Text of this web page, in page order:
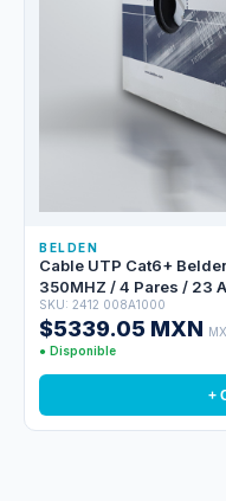
BELDEN
Cable UTP Cat6+
350MHZ / 4 Pares / 23
/ Bobina En Caja / 1,000
SKU: 2412 008A1000
$5339.05 MXN
● Disponible
+